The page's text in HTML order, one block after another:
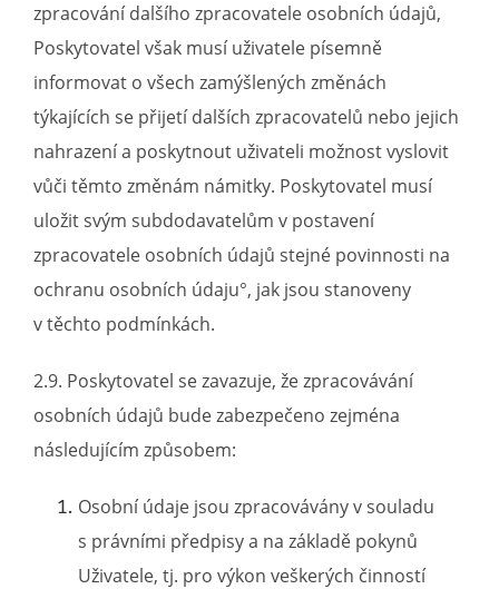
zpracování dalšího zpracovatele osobních údajů,
Poskytovatel však musí uživatele písemně
informovat o všech zamýšlených změnách
týkajících se přijetí dalších zpracovatelů nebo jejich
nahrazení a poskytnout uživateli možnost vyslovit
vůči těmto změnám námitky. Poskytovatel musí
uložit svým subdodavatelům v postavení
zpracovatele osobních údajů stejné povinnosti na
ochranu osobních údaju°, jak jsou stanoveny
v těchto podmínkách.
2.9. Poskytovatel se zavazuje, že zpracovávání
osobních údajů bude zabezpečeno zejména
následujícím způsobem:
Osobní údaje jsou zpracovávány v souladu
s právními předpisy a na základě pokynů
Uživatele, tj. pro výkon veškerých činností